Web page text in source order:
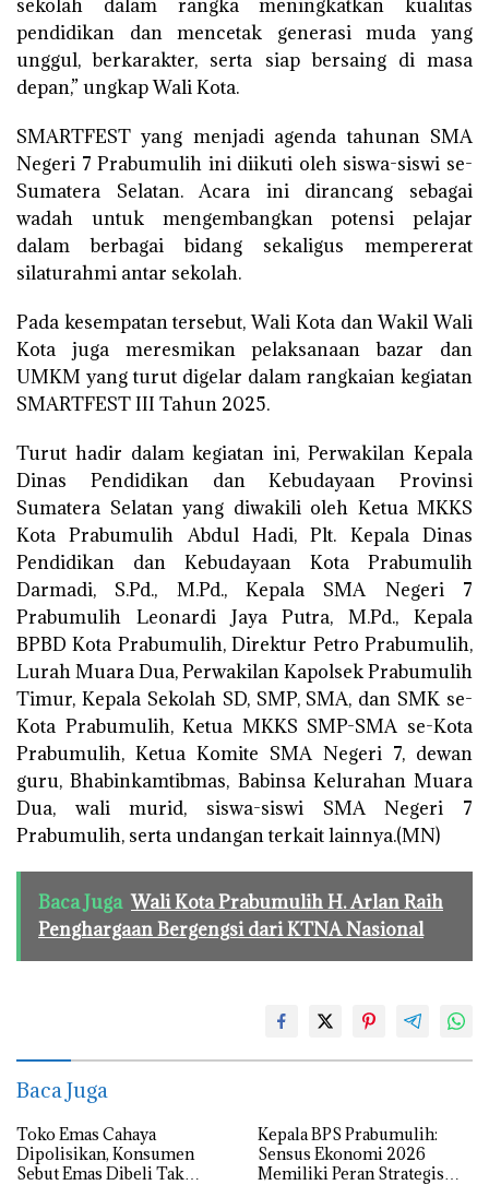
sekolah dalam rangka meningkatkan kualitas
pendidikan dan mencetak generasi muda yang
unggul, berkarakter, serta siap bersaing di masa
depan,” ungkap Wali Kota.
SMARTFEST yang menjadi agenda tahunan SMA
Negeri 7 Prabumulih ini diikuti oleh siswa-siswi se-
Sumatera Selatan. Acara ini dirancang sebagai
wadah untuk mengembangkan potensi pelajar
dalam berbagai bidang sekaligus mempererat
silaturahmi antar sekolah.
Pada kesempatan tersebut, Wali Kota dan Wakil Wali
Kota juga meresmikan pelaksanaan bazar dan
UMKM yang turut digelar dalam rangkaian kegiatan
SMARTFEST III Tahun 2025.
Turut hadir dalam kegiatan ini, Perwakilan Kepala
Dinas Pendidikan dan Kebudayaan Provinsi
Sumatera Selatan yang diwakili oleh Ketua MKKS
Kota Prabumulih Abdul Hadi, Plt. Kepala Dinas
Pendidikan dan Kebudayaan Kota Prabumulih
Darmadi, S.Pd., M.Pd., Kepala SMA Negeri 7
Prabumulih Leonardi Jaya Putra, M.Pd., Kepala
BPBD Kota Prabumulih, Direktur Petro Prabumulih,
Lurah Muara Dua, Perwakilan Kapolsek Prabumulih
Timur, Kepala Sekolah SD, SMP, SMA, dan SMK se-
Kota Prabumulih, Ketua MKKS SMP-SMA se-Kota
Prabumulih, Ketua Komite SMA Negeri 7, dewan
guru, Bhabinkamtibmas, Babinsa Kelurahan Muara
Dua, wali murid, siswa-siswi SMA Negeri 7
Prabumulih, serta undangan terkait lainnya.(MN)
Baca Juga Wali Kota Prabumulih H. Arlan Raih
Penghargaan Bergengsi dari KTNA Nasional
Baca Juga
Toko Emas Cahaya
Dipolisikan, Konsumen
Sebut Emas Dibeli Tak
Kepala BPS Prabumulih:
Sensus Ekonomi 2026
Memiliki Peran Strategis